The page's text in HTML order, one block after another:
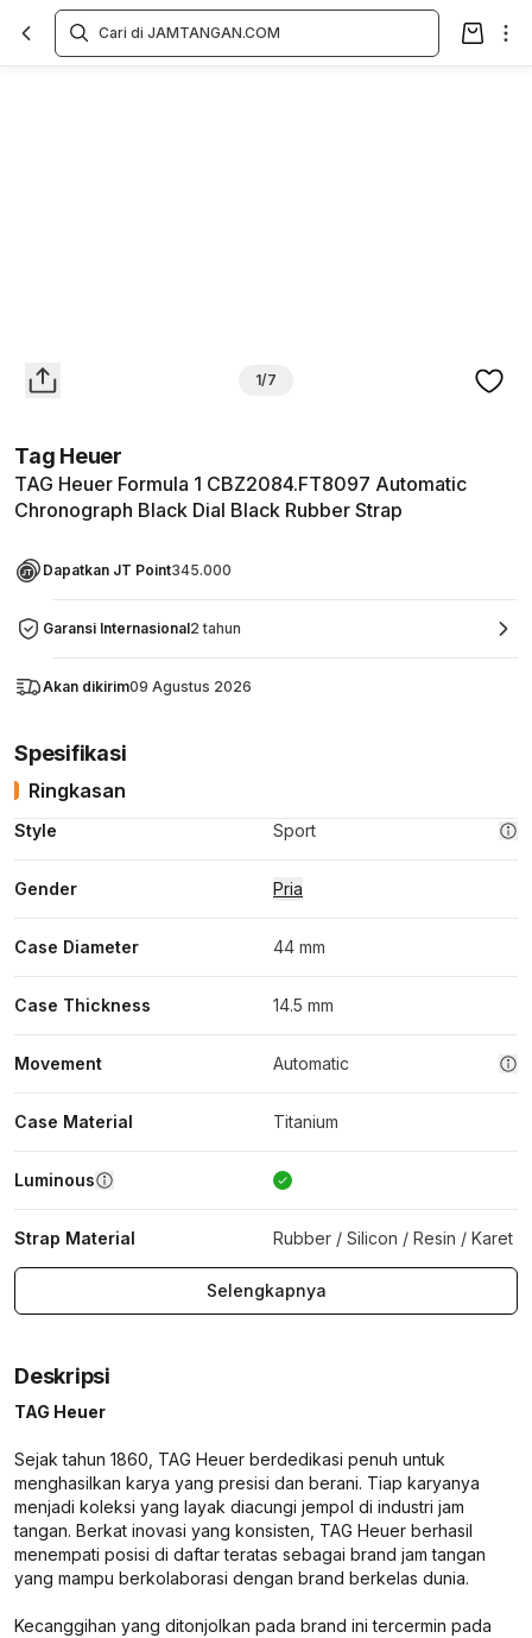
1/7
Tag Heuer
TAG Heuer Formula 1 CBZ2084.FT8097 Automatic
Chronograph Black Dial Black Rubber Strap
Dapatkan JT Point345.000
Garansi Internasional2 tahun
Akan dikirim09 Agustus 2026
Spesifikasi
Ringkasan
Style Sport
Gender Pria
Case Diameter 44 mm
Case Thickness 14.5 mm
Movement Automatic
Case Material Titanium
Luminous
Strap Material Rubber / Silicon / Resin / Karet
Selengkapnya
Deskripsi
TAG Heuer
Sejak tahun 1860, TAG Heuer berdedikasi penuh untuk
menghasilkan karya yang presisi dan berani. Tiap karyanya
menjadi koleksi yang layak diacungi jempol di industri jam
tangan. Berkat inovasi yang konsisten, TAG Heuer berhasil
menempati posisi di daftar teratas sebagai brand jam tangan
yang mampu berkolaborasi dengan brand berkelas dunia.
Kecanggihan yang ditonjolkan pada brand ini tercermin pada